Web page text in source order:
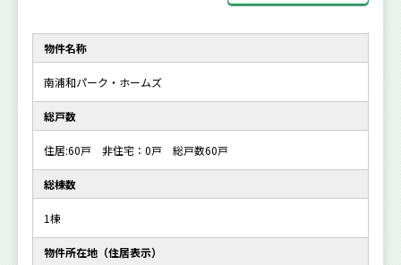
物件名称
南浦和パーク・ホームズ
総戸数
住居:60戸 非住宅：0戸 総戸数60戸
総棟数
1棟
物件所在地（住居表示）